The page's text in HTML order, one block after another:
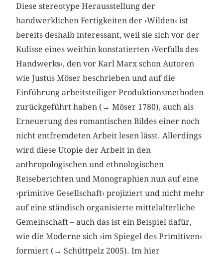
Diese stereotype Herausstellung der
handwerklichen Fertigkeiten der ›Wilden‹ ist
bereits deshalb interessant, weil sie sich vor der
Kulisse eines weithin konstatierten ›Verfalls des
Handwerks‹, den vor Karl Marx schon Autoren
wie Justus Möser beschrieben und auf die
Einführung arbeitsteiliger Produktionsmethoden
zurückgeführt haben (→ Möser 1780), auch als
Erneuerung des romantischen Bildes einer noch
nicht entfremdeten Arbeit lesen lässt. Allerdings
wird diese Utopie der Arbeit in den
anthropologischen und ethnologischen
Reiseberichten und Monographien nun auf eine
›primitive Gesellschaft‹ projiziert und nicht mehr
auf eine ständisch organisierte mittelalterliche
Gemeinschaft – auch das ist ein Beispiel dafür,
wie die Moderne sich ›im Spiegel des Primitiven‹
formiert (→ Schüttpelz 2005). Im hier